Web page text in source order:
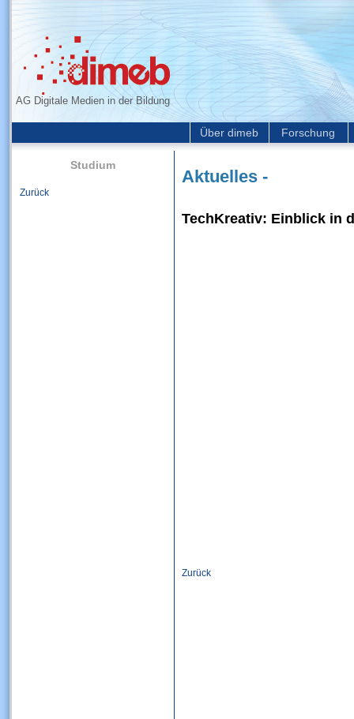
AG Digitale Medien in der Bildung
Über dimeb Forschung
Studium
Zurück
Aktuelles -
TechKreativ: Einblick in
Zurück